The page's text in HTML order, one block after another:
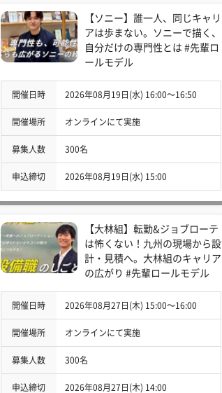
【ソニー】誰一人、同じキャリ
アは歩まない。ソニーで描く、
自分だけの専門性とは #先輩ロ
ールモデル
開催日時 2026年08月19日(水) 16:00〜16:50
開催場所 オンラインにて実施
募集人数 300名
申込締切 2026年08月19日(水) 15:00
【大林組】転勤&ジョブローテ
は怖くない！九州の現場から設
計・見積へ。大林組のキャリア
の広がり #先輩ロールモデル
開催日時 2026年08月27日(木) 15:00〜16:00
開催場所 オンラインにて実施
募集人数 300名
申込締切 2026年08月27日(木) 14:00